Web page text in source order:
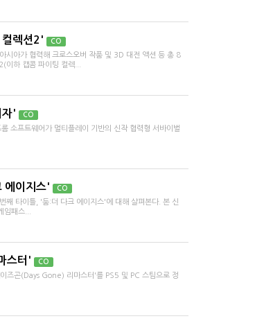
컬렉션2' CO
시아가 협력해 크로스오버 작품 및 3D 대전 액션 등 총 8
하 캡콤 파이팅 컬렉...
자' CO
소프트웨어가 멀티플레이 기반의 신작 협력형 서바이벌
에이지스' CO
째 타이틀, '둠:더 다크 에이지스'에 대해 살펴본다. 본 신
패스...
스터' CO
즈곤(Days Gone) 리마스터'를 PS5 및 PC 스팀으로 정